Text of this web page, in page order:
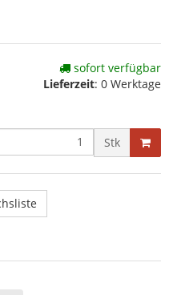
sofort verfügbar
Lieferzeit: 0 Werktage
Stk